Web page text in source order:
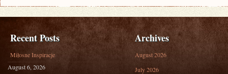
Recent Posts
Miłosne Inspiracje
August 6, 2026
Archives
August 2026
July 2026